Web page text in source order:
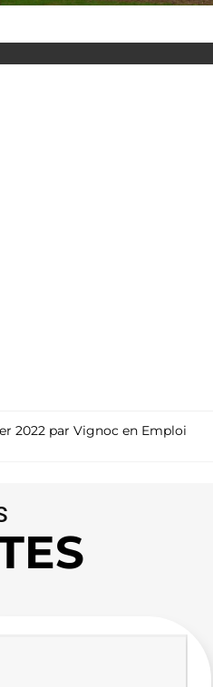
2022 par Vignoc en Emploi